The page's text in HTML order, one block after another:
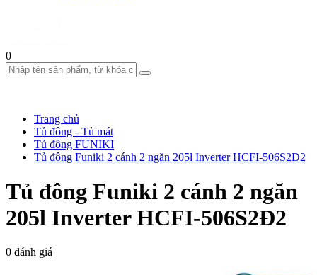
0
Trang chủ
Tủ đông - Tủ mát
Tủ đông FUNIKI
Tủ đông Funiki 2 cánh 2 ngăn 205l Inverter HCFI-506S2Đ2
Tủ đông Funiki 2 cánh 2 ngăn
205l Inverter HCFI-506S2Đ2
0 đánh giá